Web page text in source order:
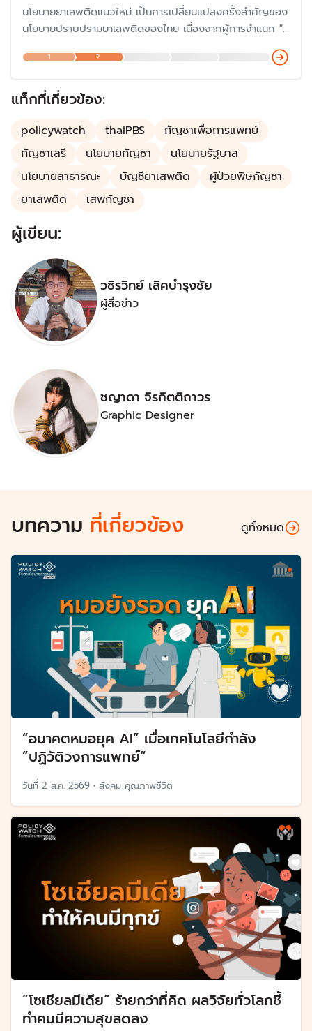
นโยบายยาเสพติดแนวใหม่ เป็นการเปลี่ยนแปลงครั้งสำคัญของ
นโยบายปราบปรามยาเสพติดของไทย เนื่องจากผู้การจำแนก "ผู้
เสพ คือ ผู้ป่วย" ทำให้ไม่ต้องรับโทษหนักเป็น "ผู้ค้า" อีกต่อไป
และกระทรวงสาธารณสุข มีบทบาทสำคัญของนโยบายยาเสพติด
แนวใหม่
1 2
แท็กที่เกี่ยวข้อง:
policywatch thaiPBS
กัญชาเพื่อการแพทย์
กัญชาเสรี
นโยบายกัญชา
นโยบายรัฐบาล
นโยบายสาธารณะ
บัญชียาเสพติด
ผู้ป่วยพิษกัญชา
ยาเสพติด
เสพกัญชา
ผู้เขียน:
วชิรวิทย์ เลิศบำรุงชัย
ผู้สื่อข่าว
ชญาดา จิรกิตติถาวร
Graphic Designer
บทความ ที่เกี่ยวข้อง ดูทั้งหมด
“อนาคตหมอยุค AI” เมื่อเทคโนโลยีกำลัง
”ปฏิวัติวงการแพทย์“
วันที่ 2 ส.ค. 2569 • สังคม คุณภาพชีวิต
”โซเชียลมีเดีย“ ร้ายกว่าที่คิด ผลวิจัยทั่วโลกชี้
ทำคนมีความสุขลดลง